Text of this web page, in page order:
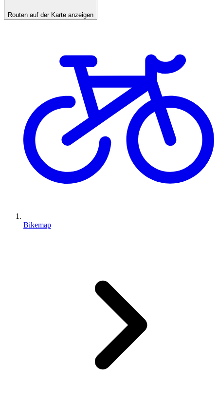
Routen auf der Karte anzeigen
Bikemap